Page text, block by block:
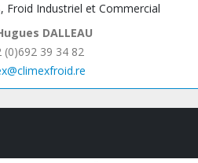
Froid Industriel et Commercial
DALLEAU
(0)692 39 34 82